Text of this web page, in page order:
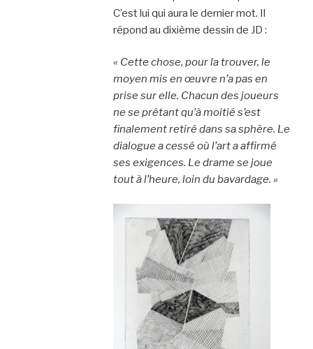
C’est lui qui aura le dernier mot. Il
répond au dixième dessin de JD :
« Cette chose, pour la trouver, le
moyen mis en œuvre n’a pas en
prise sur elle. Chacun des joueurs
ne se prêtant qu’à moitié s’est
finalement retiré dans sa sphère. Le
dialogue a cessé où l’art a affirmé
ses exigences. Le drame se joue
tout à l’heure, loin du bavardage. »